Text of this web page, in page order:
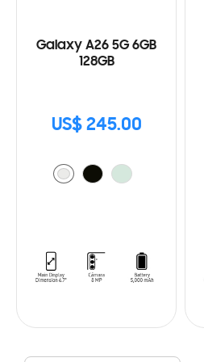
Galaxy A26 5G 6GB
128GB
US$ 245.00